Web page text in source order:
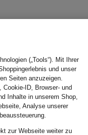
(„Tools“). Mit Ihrer
und unser
Seiten anzuzeigen.
Cookie-ID, Browser- und
Inhalte in unserem Shop,
Analyse unserer
zur Webseite weiter zu